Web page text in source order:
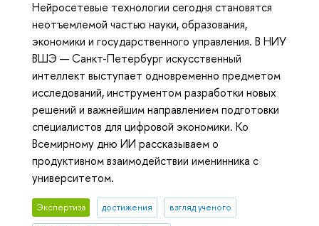
Нейросетевые технологии сегодня становятся
неотъемлемой частью науки, образования,
экономики и государственного управления. В НИУ
ВШЭ — Санкт-Петербург искусственный
интеллект выступает одновременно предметом
исследований, инструментом разработки новых
решений и важнейшим направлением подготовки
специалистов для цифровой экономики. Ко
Всемирному дню ИИ рассказываем о
продуктивном взаимодействии именинника с
университетом.
Экспертиза достижения взгляд ученого